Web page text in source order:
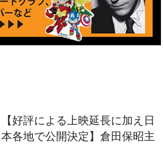
【好評による上映延長に加え日
本各地で公開決定】倉田保昭主